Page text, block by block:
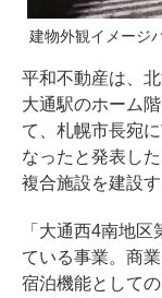
建物外観イメージ
平和不動産は、
大通駅のホーム
て、札幌市長宛
なったと発表し
複合施設を建設
「大通西4南地
ている事業。商
宿泊機能として